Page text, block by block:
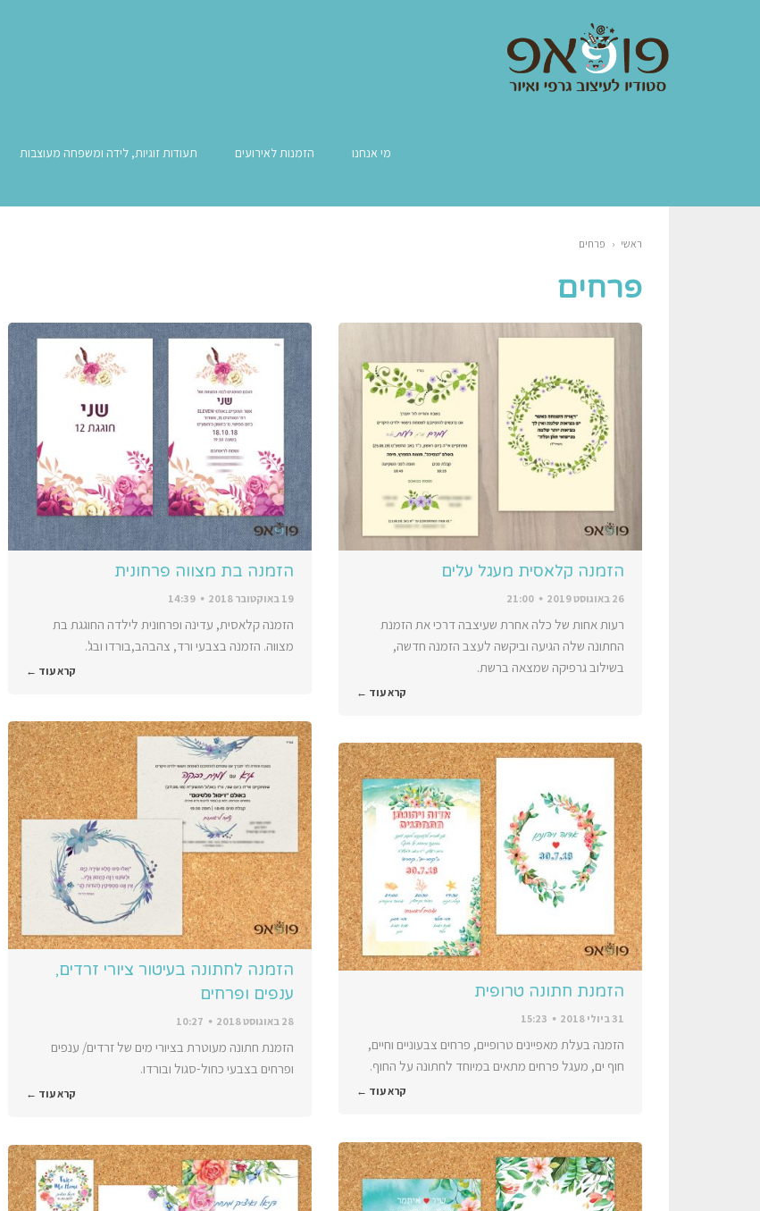
מי אנחנו הזמנות לאירועים תעודות זוגיות, לידה ומשפחה מעוצבות
ראשי ‹ פרחים
פרחים
הזמנה קלאסית מעגל עלים
26 באוגוסט 2019 21:00
רעות אחות של כלה אחרת שעיצבה דרכי את הזמנת
החתונה שלה הגיעה וביקשה לעצב הזמנה חדשה,
בשילוב גרפיקה שמצאה ברשת.
קרא עוד ←
הזמנה בת מצווה פרחונית
19 באוקטובר 2018 14:39
הזמנה קלאסית, עדינה ופרחונית לילדה החוגגת בת
מצווה. הזמנה בצבעי ורד, צהבהב,בורדו ובג'.
קרא עוד ←
הזמנה לחתונה בעיטור ציורי זרדים,
ענפים ופרחים
28 באוגוסט 2018 10:27
הזמנת חתונה מעוטרת בציורי מים של זרדים/ ענפים
ופרחים בצבעי כחול-סגול ובורדו.
קרא עוד ←
הזמנת חתונה טרופית
31 ביולי 2018 15:23
הזמנה בעלת מאפיינים טרופיים, פרחים צבעוניים וחיים,
חוף ים, מעגל פרחים מתאים במיוחד לחתונה על החוף.
קרא עוד ←